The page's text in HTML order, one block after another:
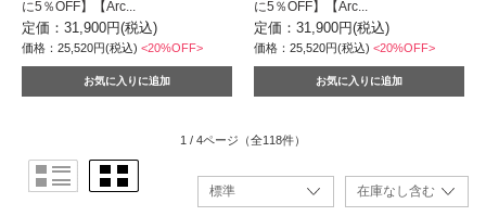
に5％OFF】【Arc...
定価：31,900円(税込)
価格：25,520円(税込) <20%OFF>
に5％OFF】【Arc...
定価：31,900円(税込)
価格：25,520円(税込)<20%OFF>
1 / 4ページ （全118件）